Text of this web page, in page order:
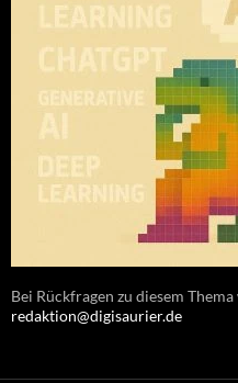
Bei Rückfragen zu diesem
redaktion@digisaurier.de